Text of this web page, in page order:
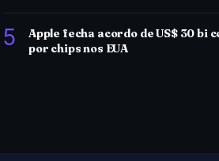
5
Apple fecha acordo de US$ 30 bi
por chips nos EUA